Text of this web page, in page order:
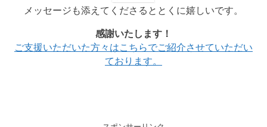
メッセージも添えてくださるととくに嬉しいです。
感謝いたします！
ご支援いただいた方々はこちらでご紹介させていただい
ております。